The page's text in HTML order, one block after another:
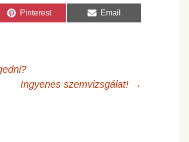
Share
Pinterest
Share
Email
Ingyenes szemvizsgálat! →